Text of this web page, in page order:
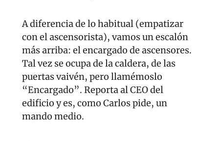
A diferencia de lo habitual (empatizar
con el ascensorista), vamos un escalón
más arriba: el encargado de ascensores.
Tal vez se ocupa de la caldera, de las
puertas vaivén, pero llamémoslo
“Encargado”. Reporta al CEO del
edificio y es, como Carlos pide, un
mando medio.